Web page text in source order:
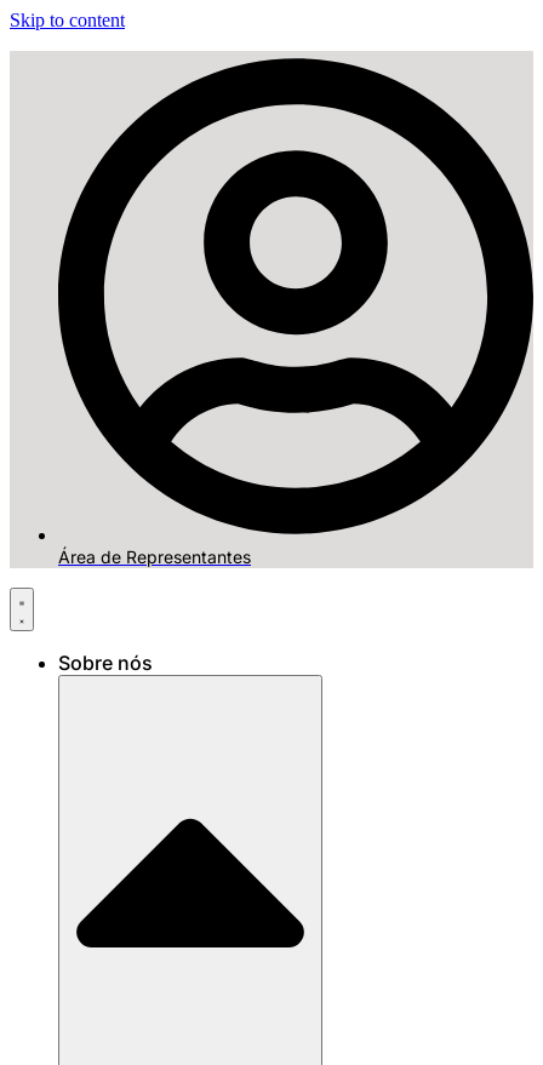
Skip to content
Área de Representantes
Sobre nós